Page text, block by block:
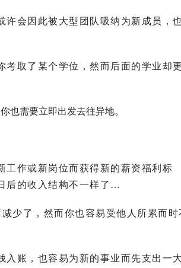
会因此被大型团队吸纳为新成员，
取了某个学位，然而后面的学业却更
也需要立即出发去往异地。
作或新岗位而获得新的薪资福利标
后的收入结构不一样了…
少了，然而你也容易受他人所累而时
账，也容易为新的事业而先支出一大